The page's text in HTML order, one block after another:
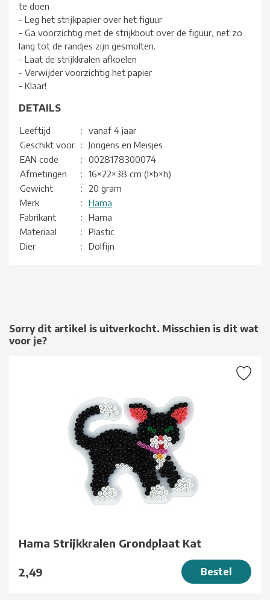
te doen
- Leg het strijkpapier over het figuur
- Ga voorzichtig met de strijkbout over de figuur, net zo
lang tot de randjes zijn gesmolten.
- Laat de strijkkralen afkoelen
- Verwijder voorzichtig het papier
- Klaar!
DETAILS
Leeftijd :
vanaf 4 jaar
Geschikt voor
:
Jongens en Meisjes
EAN code
:
0028178300074
Afmetingen
:
16×22×38 cm (l×b×h)
Gewicht
:
20 gram
Merk
:
Hama
Fabrikant
:
Hama
Materiaal
:
Plastic
Dier
: Dolfijn
Sorry dit artikel is uitverkocht. Misschien is dit wat
voor je?
Hama Strijkkralen Grondplaat Kat
2,49 Bestel